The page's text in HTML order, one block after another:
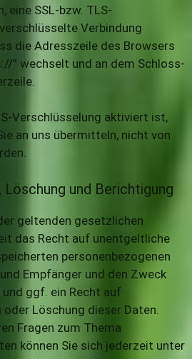
eine SSL-bzw. TLS-
Verbindung
die Adresszeile des Browsers
” wechselt und an dem Schloss-
Verschlüsselung aktiviert ist,
an uns übermitteln, nicht von
und Berichtigung
geltenden gesetzlichen
das Recht auf unentgeltliche
personenbezogenen
Empfänger und den Zweck
ggf. ein Recht auf
Löschung dieser Daten.
Fragen zum Thema
können Sie sich jederzeit unter